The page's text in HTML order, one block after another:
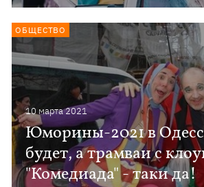
10 марта 2021
Юморины-2021 в
будет, а трамваи с
"Комедиада" - таки да!
ОБЩЕСТВО